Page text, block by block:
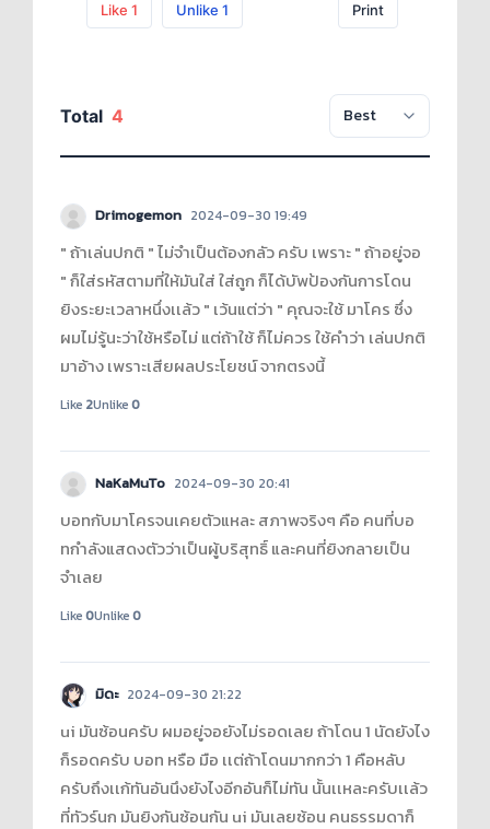
Like 1 Unlike 1 Print
Total 4
Drimogemon 2024-09-30 19:49
" ถ้าเล่นปกติ " ไม่จำเป็นต้องกลัว ครับ เพราะ " ถ้าอยู่จอ
" ก็ใส่รหัสตามที่ให้มันใส่ ใส่ถูก ก็ได้บัพป้องกันการโดน
ยิงระยะเวลาหนึ่งเเล้ว " เว้นแต่ว่า " คุณจะใช้ มาโคร ซึ่ง
ผมไม่รู้นะว่าใช้หรือไม่ แต่ถ้าใช้ ก็ไม่ควร ใช้คำว่า เล่นปกติ
มาอ้าง เพราะเสียผลประโยชน์ จากตรงนี้
Like 2Unlike0
NaKaMuTo 2024-09-30 20:41
บอทกับมาโครจนเคยตัวแหละ สภาพจริงๆ คือ คนที่บอ
ทกำลังแสดงตัวว่าเป็นผู้บริสุทธิ์ และคนที่ยิงกลายเป็น
จำเลย
Like0Unlike0
มิดะ 2024-09-30 21:22
ui มันซ้อนครับ ผมอยู่จอยังไม่รอดเลย ถ้าโดน 1 นัดยังไง
ก็รอดครับ บอท หรือ มือ เเต่ถ้าโดนมากกว่า 1 คือหลับ
ครับถึงเเก้ทันอันนึงยังไงอีกอันก็ไม่ทัน นั้นเเหละครับเเล้ว
ที่ทัวร์นก มันยิงกันซ้อนกัน ui มันเลยซ้อน คนธรรมดาก็